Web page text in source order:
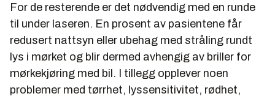
For de resterende er det nødvendig med en runde
til under laseren. En prosent av pasientene får
redusert nattsyn eller ubehag med stråling rundt
lys i mørket og blir dermed avhengig av briller for
mørkekjøring med bil. I tillegg opplever noen
problemer med tørrhet, lyssensitivitet, rødhet,